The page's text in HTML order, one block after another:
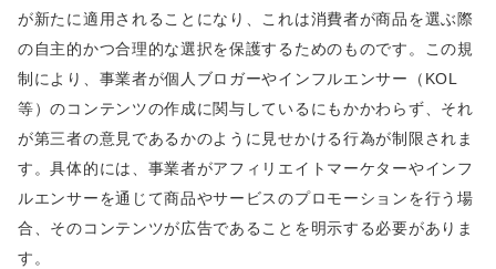
が新たに適用されることになり、これは消費者が商品を選ぶ際
の自主的かつ合理的な選択を保護するためのものです。この規
制により、事業者が個人ブロガーやインフルエンサー（KOL
等）のコンテンツの作成に関与しているにもかかわらず、それ
が第三者の意見であるかのように見せかける行為が制限されま
す。具体的には、事業者がアフィリエイトマーケターやインフ
ルエンサーを通じて商品やサービスのプロモーションを行う場
合、そのコンテンツが広告であることを明示する必要がありま
す。